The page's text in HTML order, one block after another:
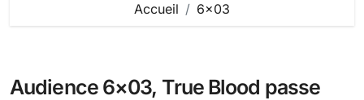
Accueil 6×03
Audience 6×03, True Blood passe